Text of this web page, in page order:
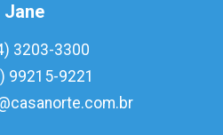
Jane
3203-3300
99215-9221